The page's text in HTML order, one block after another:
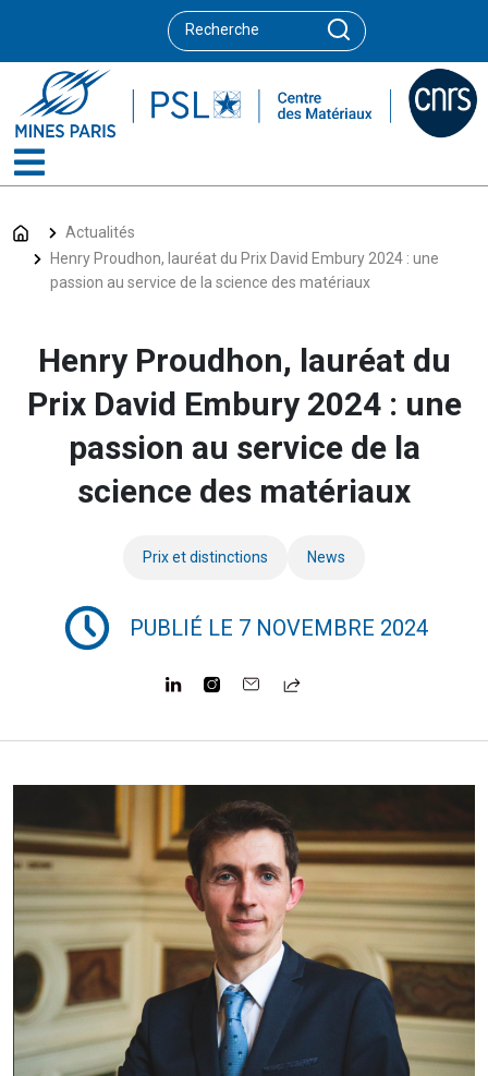
Actualités
Henry Proudhon, lauréat du Prix David Embury 2024 : une
passion au service de la science des matériaux
Henry Proudhon, lauréat du
Prix David Embury 2024 : une
passion au service de la
science des matériaux
Prix et distinctions News
PUBLIÉ LE 7 NOVEMBRE 2024